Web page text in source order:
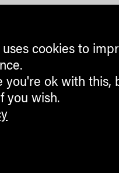
uses cookies to
you're ok with this,
you wish.